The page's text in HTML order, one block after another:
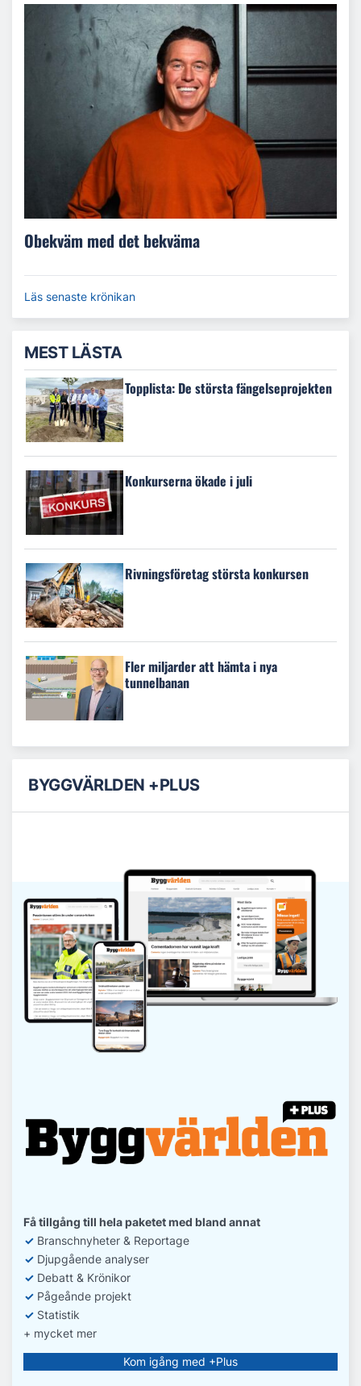
Obekväm med det bekväma
Läs senaste krönikan
MEST LÄSTA
Topplista: De största fängelseprojekten
Konkurserna ökade i juli
Rivningsföretag största konkursen
Fler miljarder att hämta i nya
tunnelbanan
BYGGVÄRLDEN +PLUS
Få tillgång till hela paketet med bland annat
✓ Branschnyheter & Reportage
✓ Djupgående analyser
✓ Debatt & Krönikor
✓ Pågeånde projekt
✓ Statistik
+ mycket mer
Kom igång med +Plus